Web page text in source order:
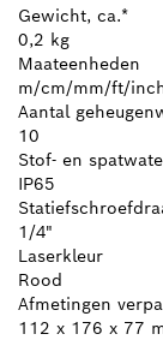
Gewicht, ca.*
0,2 kg
Maateenheden
m/cm/mm/ft/
Aantal
10
Stof- en
IP65
1/4"
Laserkleur
Rood
Afmetingen
112 x 176 x 77